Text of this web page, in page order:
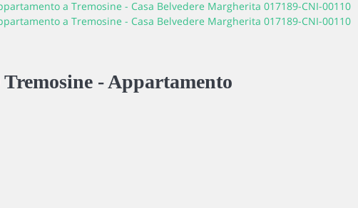
Tremosine -Appartamento